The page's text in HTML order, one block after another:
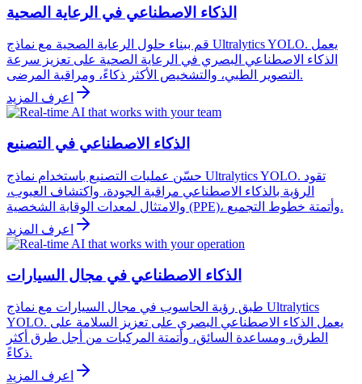
الذكاء الاصطناعي في الرعاية الصحية
قم ببناء حلول الرعاية الصحية مع نماذج Ultralytics YOLO. يعمل
الذكاء الاصطناعي البصري في الرعاية الصحية على تعزيز سرعة
التصوير الطبي، والتشخيص الأكثر ذكاءً، ومراقبة المرضى.
اعرف المزيد
الذكاء الاصطناعي في التصنيع
حسّن عمليات التصنيع باستخدام نماذج Ultralytics YOLO. تقود
الرؤية بالذكاء الاصطناعي مراقبة الجودة، واكتشاف العيوب،
والامتثال لمعدات الوقاية الشخصية (PPE)، وأتمتة خطوط التجميع.
اعرف المزيد
الذكاء الاصطناعي في مجال السيارات
طبق رؤية الحاسوب في مجال السيارات مع نماذج Ultralytics
YOLO. يعمل الذكاء الاصطناعي البصري على تعزيز السلامة على
الطرق، ومساعدة السائق، وأتمتة المركبات من أجل طرق أكثر
ذكاءً.
اعرف المزيد